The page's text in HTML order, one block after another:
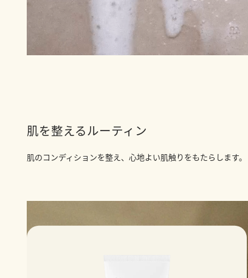
肌を整えるルーティン
肌のコンディションを整え、心地よい肌触りをもたらします。